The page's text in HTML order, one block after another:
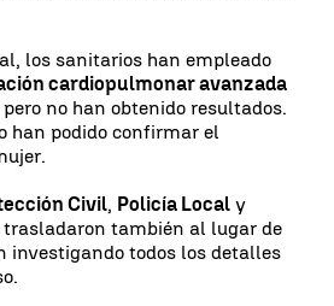
los sanitarios han empleado
cardiopulmonar avanzada
no han obtenido resultados.
han podido confirmar el
Civil, Policía Local y
trasladaron también al lugar de
investigando todos los detalles